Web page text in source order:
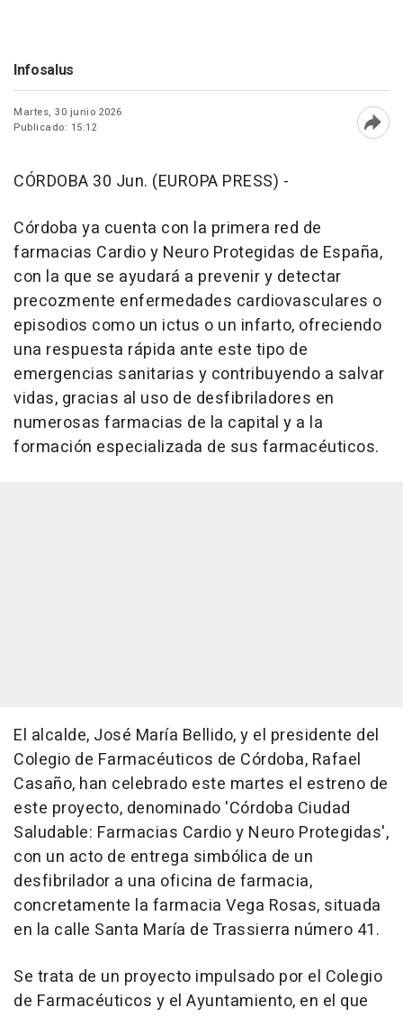
Infosalus
Martes, 30 junio 2026
Publicado: 15:12
CÓRDOBA 30 Jun. (EUROPA PRESS) -
Córdoba ya cuenta con la primera red de
farmacias Cardio y Neuro Protegidas de España,
con la que se ayudará a prevenir y detectar
precozmente enfermedades cardiovasculares o
episodios como un ictus o un infarto, ofreciendo
una respuesta rápida ante este tipo de
emergencias sanitarias y contribuyendo a salvar
vidas, gracias al uso de desfibriladores en
numerosas farmacias de la capital y a la
formación especializada de sus farmacéuticos.
El alcalde, José María Bellido, y el presidente del
Colegio de Farmacéuticos de Córdoba, Rafael
Casaño, han celebrado este martes el estreno de
este proyecto, denominado 'Córdoba Ciudad
Saludable: Farmacias Cardio y Neuro Protegidas',
con un acto de entrega simbólica de un
desfibrilador a una oficina de farmacia,
concretamente la farmacia Vega Rosas, situada
en la calle Santa María de Trassierra número 41.
Se trata de un proyecto impulsado por el Colegio
de Farmacéuticos y el Ayuntamiento, en el que